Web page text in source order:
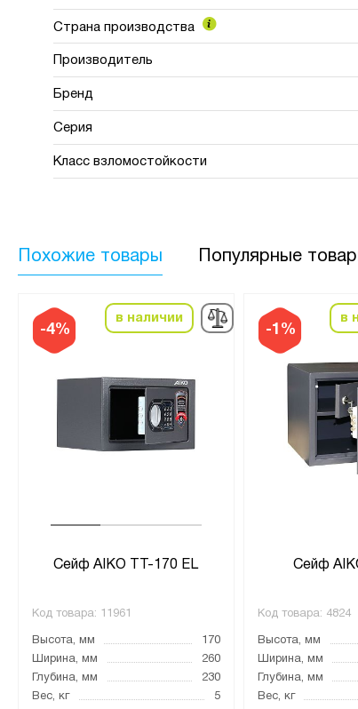
Страна производства
Производитель
Бренд
Серия
Класс взломостойкости
Похожие товары Популярные
-4%
в наличии
Сейф AIKO TT-170 EL
Код товара: 11961
Высота, мм
170
Ширина, мм
260
Глубина, мм
230
Вес, кг
5
-1%
в
Сейф
Код товара: 4824
Высота, мм
Ширина, мм
Глубина, мм
Вес, кг